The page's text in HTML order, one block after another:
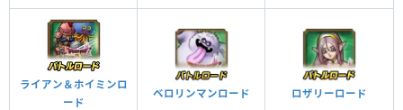
ライアン＆ホイミンロ
ード
ベロリンマンロード ロザリーロード